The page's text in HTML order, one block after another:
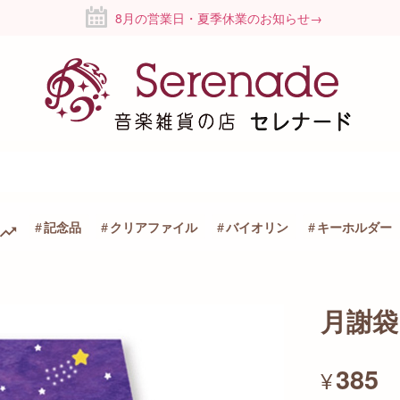
8月の営業日・夏季休業のお知らせ→
記念品 クリアファイル バイオリン キーホルダー
月謝
¥385